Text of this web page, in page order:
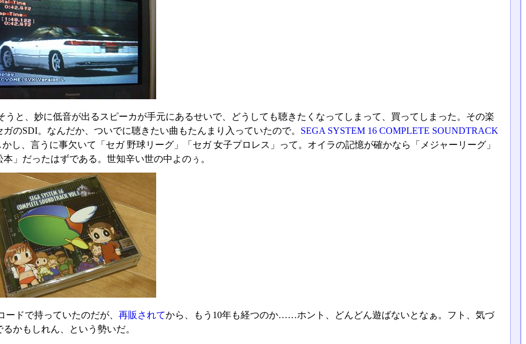
うと、妙に低音が出るスピーカが手元にあるせいで、どうしても聴きたくなってしまって、買ってしまった。その楽
ガのSDI。なんだか、ついでに聴きたい曲もたんまり入っていたので。 SEGA SYSTEM 16 COMPLETE SOUNDTRACK
かし、言うに事欠いて「セガ 野球リーグ」「セガ 女子プロレス」って。オイラの記憶が確かなら「メジャーリーグ」
」だったはずである。世知辛い世の中よのぅ。
ードで持っていたのだが、 再販されてから、もう10年も経つのか……ホント、どんどん遊ばないとなぁ。フト、気づ
かもしれん、という勢いだ。